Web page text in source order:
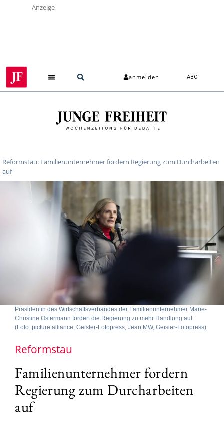
Anzeige
anmelden ABO
Reformstau: Familienunternehmer fordern Regierung zum Durcharbeiten
auf
Präsidentin des Wirtschaftsverbandes der Familienunternehmer Marie-
Christine Ostermann fordert die Regierung zu mehr Handlung auf
(Foto: picture alliance, Geisler-Fotopress, Jean MW, Geisler-Fotopress)
Reformstau
Familienunternehmer fordern
Regierung zum Durcharbeiten
auf